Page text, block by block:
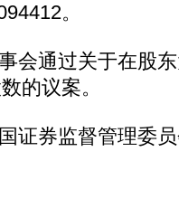
。
通过关于在股东
的议案。
券监督管理委员